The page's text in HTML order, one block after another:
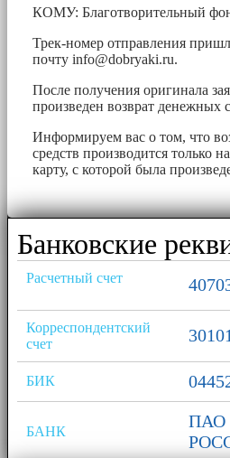
КОМУ: Благотворительный
Трек-номер отправления
почту info@dobryaki.ru.
После получения оригинала
произведен возврат денежных
Информируем вас о том, что
средств производится только
карту, с которой была
Банковские
Расчетный счет
Корреспондентский
счет
БИК
БАНК
ПАО